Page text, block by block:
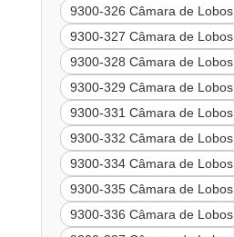
9300-326 Câmara de Lobos
9300-327 Câmara de Lobos
9300-328 Câmara de Lobos
9300-329 Câmara de Lobos
9300-331 Câmara de Lobos
9300-332 Câmara de Lobos
9300-334 Câmara de Lobos
9300-335 Câmara de Lobos
9300-336 Câmara de Lobos